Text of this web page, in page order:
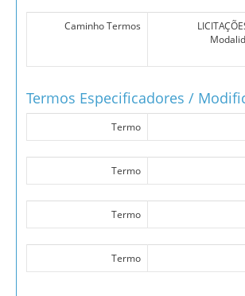
Caminho Termos
Termos Especificadores /
Termo
Termo
Termo
Termo